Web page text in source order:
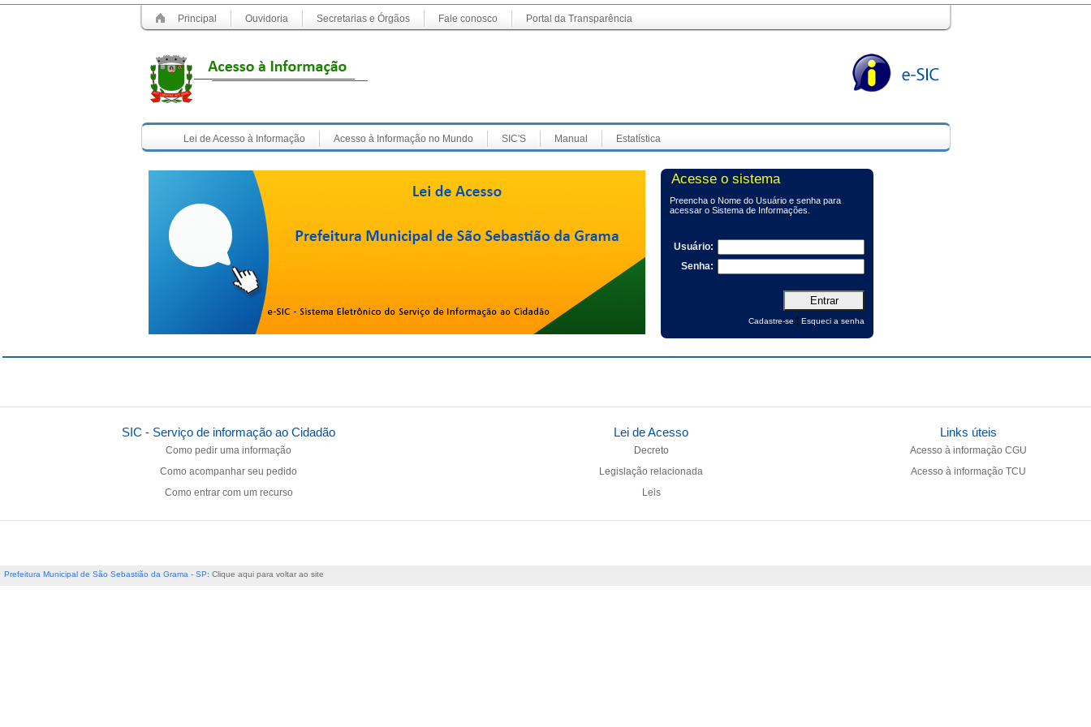
Principal Ouvidoria Secretarias e Órgãos Fale conosco Portal da Transparência
Lei de Acesso à Informação Acesso à Informação no Mundo SIC'S Manual Estatística
Acesse o sistema
Preencha o Nome do Usuário e senha para
acessar o Sistema de Informações.
Usuário:
Senha:
Cadastre-se |Esqueci a senha
SIC - Serviço de informação ao Cidadão Lei de Acesso Links úteis
Como pedir uma informação Decreto
Acesso à informação CGU
Como acompanhar seu pedido
Legislação relacionada
Acesso à informação TCU
Como entrar com um recurso
Leis
Prefeitura Municipal de São Sebastião da Grama - SP: Clique aqui para voltar ao site